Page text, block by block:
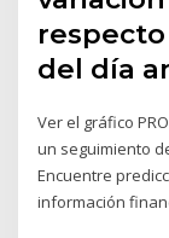
del día
Ver el gráfico
un seguimiento
Encuentre
información